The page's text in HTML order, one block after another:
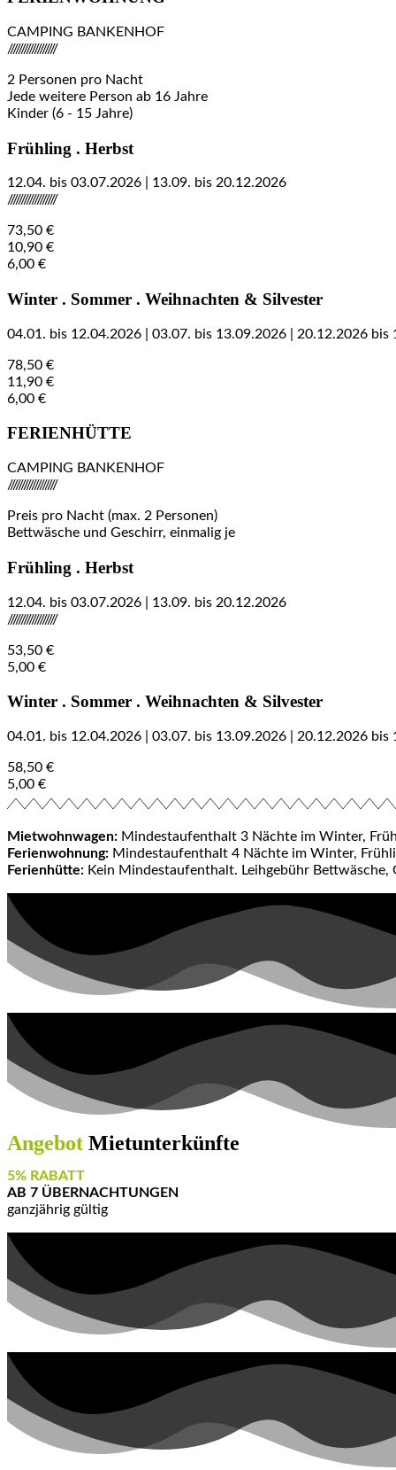
CAMPING BANKENHOF
//////////////////
2 Personen pro Nacht
Jede weitere Person ab 16 Jahre
Kinder (6 - 15 Jahre)
Frühling . Herbst
12.04. bis 03.07.2026 | 13.09. bis 20.12.2026
//////////////////
73,50 €
10,90 €
6,00 €
Winter . Sommer . Weihnachten & Silvester
04.01. bis 12.04.2026 | 03.07. bis 13.09.2026 | 20.12.2026 bis
78,50 €
11,90 €
6,00 €
FERIENHÜTTE
CAMPING BANKENHOF
//////////////////
Preis pro Nacht (max. 2 Personen)
Bettwäsche und Geschirr, einmalig je
Frühling . Herbst
12.04. bis 03.07.2026 | 13.09. bis 20.12.2026
//////////////////
53,50 €
5,00 €
Winter . Sommer . Weihnachten & Silvester
04.01. bis 12.04.2026 | 03.07. bis 13.09.2026 | 20.12.2026 bis
58,50 €
5,00 €
Mietwohnwagen: Mindestaufenthalt 3 Nächte im Winter,
Ferienwohnung: Mindestaufenthalt 4 Nächte im Winter,
Ferienhütte: Kein Mindestaufenthalt. Leihgebühr
Angebot Mietunterkünfte
5% RABATT
AB 7 ÜBERNACHTUNGEN
ganzjährig gültig